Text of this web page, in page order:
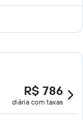
R$ 786
diária com taxas